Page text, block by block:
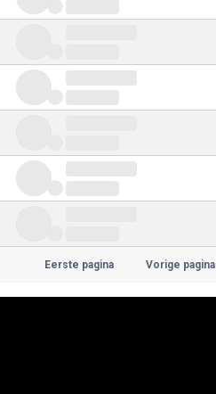
Eerste pagina Vorige pagina